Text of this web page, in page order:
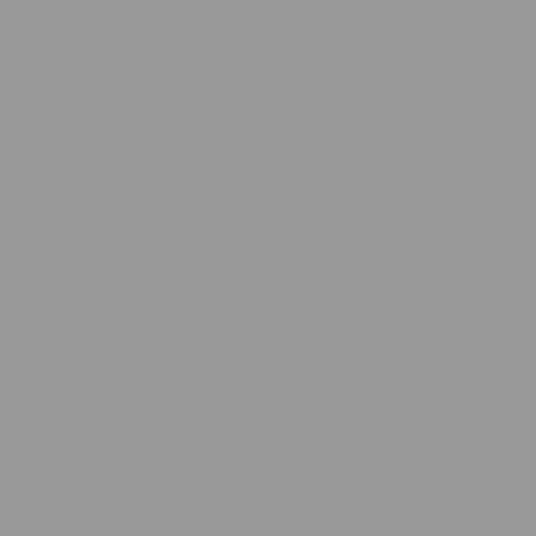
nostre linee guida sulle